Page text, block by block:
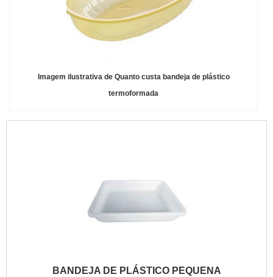
Imagem ilustrativa de Quanto custa bandeja de plástico
termoformada
BANDEJA DE PLÁSTICO PEQUENA